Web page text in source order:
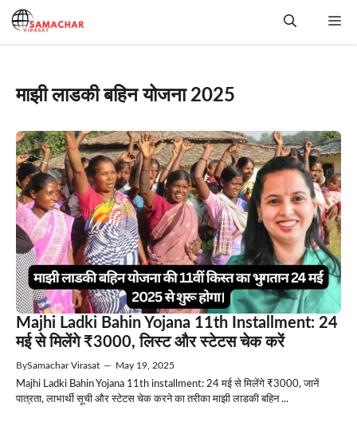
Skip
माझी लाडकी बहिन योजना 2025
Majhi Ladki Bahin Yojana 11th Installment: 24
मई से मिलेंगे ₹3000, लिस्ट और स्टेटस चेक करें
BySamachar Virasat — May 19, 2025
Majhi Ladki Bahin Yojana 11th installment: 24 मई से मिलेंगे ₹3000, जानें
पात्रता, लाभार्थी सूची और स्टेटस चेक करने का तरीका माझी लाडकी बहिन ...